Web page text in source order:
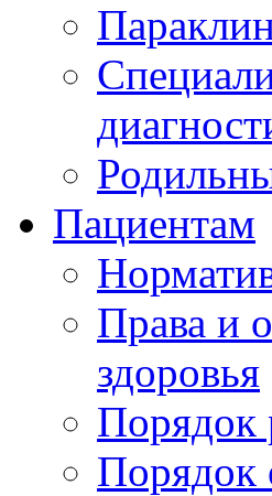
Пациентам
Права и
здоровья
Порядок
Порядок